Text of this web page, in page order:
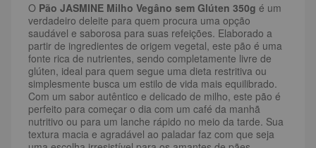
O Pão JASMINE Milho Vegâno sem Glúten 350g é um
verdadeiro deleite para quem procura uma opção
saudável e saborosa para suas refeições. Elaborado a
partir de ingredientes de origem vegetal, este pão é uma
fonte rica de nutrientes, sendo completamente livre de
glúten, ideal para quem segue uma dieta restritiva ou
simplesmente busca um estilo de vida mais equilibrado.
Com um sabor autêntico e delicado de milho, este pão é
perfeito para começar o dia com um café da manhã
nutritivo ou para um lanche rápido no meio da tarde. Sua
textura macia e agradável ao paladar faz com que seja